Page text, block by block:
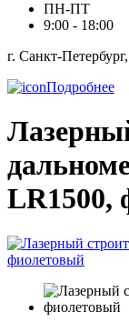
ПН-ПТ
9:00 - 18:00
г. Санкт-
Подробнее
LR1500,